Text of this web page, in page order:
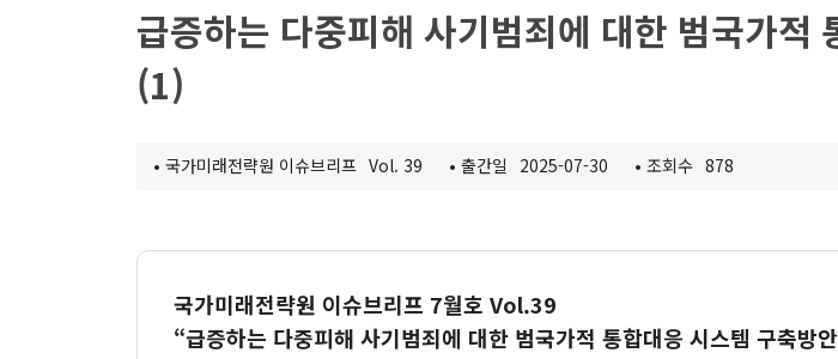
급증하는 다중피해 사기범죄에 대한 범국가적
(1)
• 국가미래전략원 이슈브리프 Vol. 39 • 출간일 2025-07-30 • 조회수 878
국가미래전략원 이슈브리프 7월호 Vol.39
“급증하는 다중피해 사기범죄에 대한 범국가적 통합대응 시스템 구축방
인구 클러스터
글로벌 한국 클러스터
탄소중립 클러스터
[종료]팬데믹 클러스터
연구진
전문가초청 세미나
사전등록
이슈브리프